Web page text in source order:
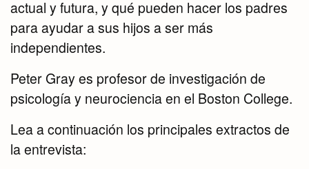
actual y futura, y qué pueden hacer los padres
para ayudar a sus hijos a ser más
independientes.
Peter Gray es profesor de investigación de
psicología y neurociencia en el Boston College.
Lea a continuación los principales extractos de
la entrevista: